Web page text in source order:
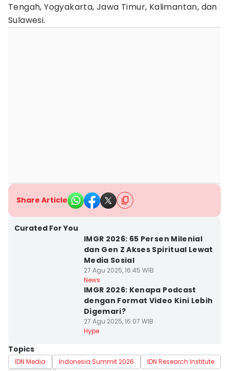
Tengah, Yogyakarta, Jawa Timur, Kalimantan, dan
Sulawesi.
Share Article
Curated For You
IMGR 2026: 65 Persen Milenial
dan Gen Z Akses Spiritual Lewat
Media Sosial
27 Agu 2025, 16:45 WIB
News
IMGR 2026: Kenapa Podcast
dengan Format Video Kini Lebih
Digemari?
27 Agu 2025, 16:07 WIB
Hype
Topics
IDN Media Indonesia Summit 2026 IDN Research Institute